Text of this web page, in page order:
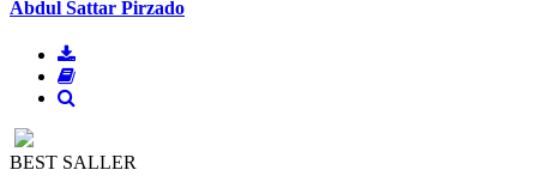
Abdul Sattar Pirzado
BEST SALLER